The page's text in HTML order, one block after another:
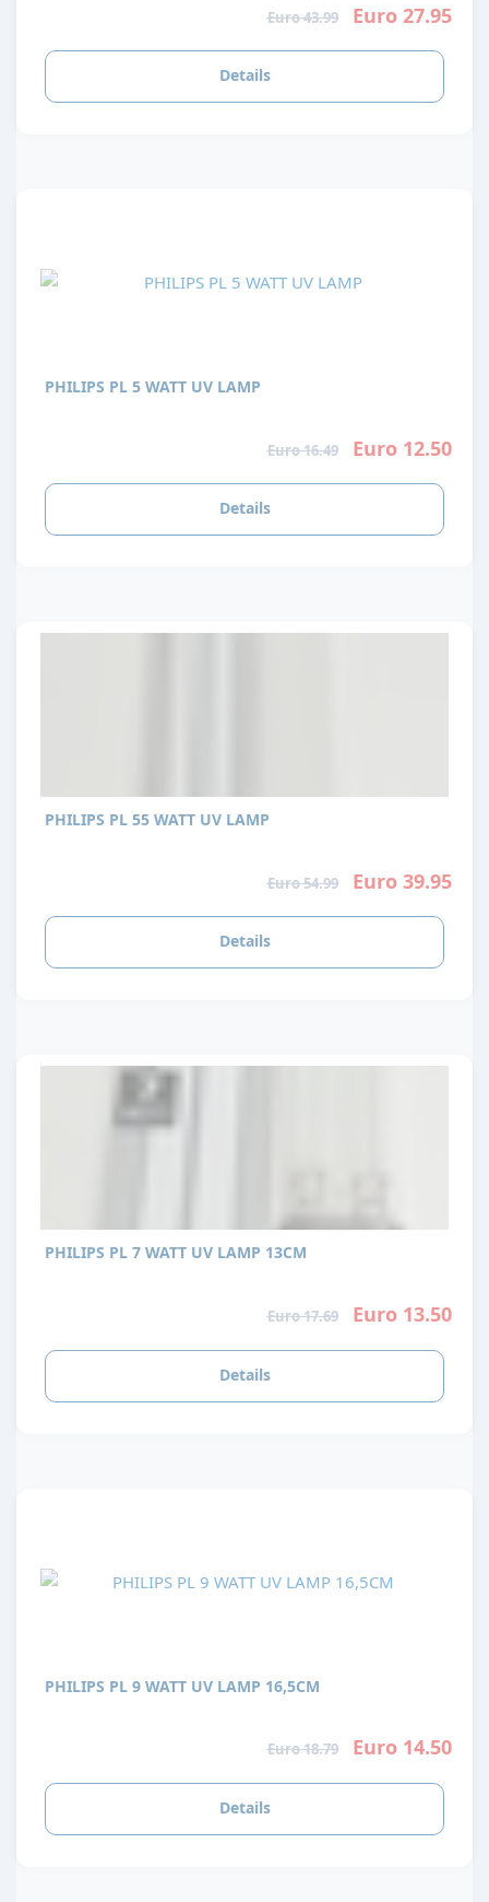
Euro 43.99 Euro 27.95
Details
PHILIPS PL 5 WATT UV LAMP
Euro 16.49 Euro 12.50
Details
PHILIPS PL 55 WATT UV LAMP
Euro 54.99 Euro 39.95
Details
PHILIPS PL 7 WATT UV LAMP 13CM
Euro 17.69 Euro 13.50
Details
PHILIPS PL 9 WATT UV LAMP 16,5CM
Euro 18.79 Euro 14.50
Details